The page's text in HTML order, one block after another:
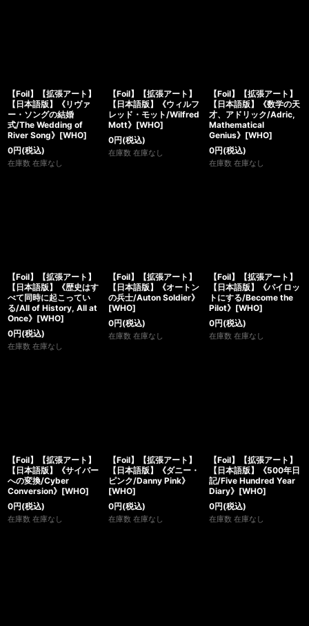
【Foil】【拡張アート】
【日本語版】《リヴァ
ー・ソングの結婚
式/The Wedding of
River Song》[WHO]
0円(税込)
在庫数 在庫なし
【Foil】【拡張アート】
【日本語版】《ウィルフ
レッド・モット/Wilfred
Mott》[WHO]
0円(税込)
在庫数 在庫なし
【Foil】【拡張アート】
【日本語版】《数学の天
才、アドリック/Adric,
Mathematical
Genius》[WHO]
0円(税込)
在庫数 在庫なし
【Foil】【拡張アート】
【日本語版】《歴史はす
べて同時に起こってい
る/All of History, All at
Once》[WHO]
0円(税込)
在庫数 在庫なし
【Foil】【拡張アート】
【日本語版】《オートン
の兵士/Auton Soldier》
[WHO]
0円(税込)
在庫数 在庫なし
【Foil】【拡張アート】
【日本語版】《パイロッ
トにする/Become the
Pilot》[WHO]
0円(税込)
在庫数 在庫なし
【Foil】【拡張アート】
【日本語版】《サイバー
への変換/Cyber
Conversion》[WHO]
0円(税込)
在庫数 在庫なし
【Foil】【拡張アート】
【日本語版】《ダニー・
ピンク/Danny Pink》
[WHO]
0円(税込)
在庫数 在庫なし
【Foil】【拡張アート】
【日本語版】《500年日
記/Five Hundred Year
Diary》[WHO]
0円(税込)
在庫数 在庫なし